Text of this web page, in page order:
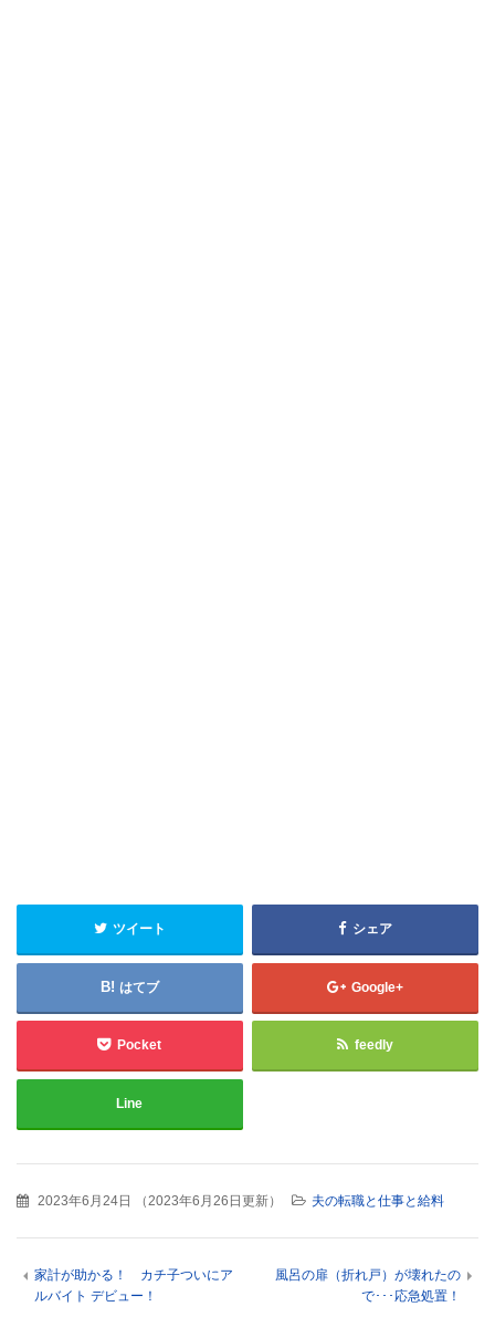
ツイート シェア
はてブ Google+
Pocket feedly
Line
2023年6月24日 （2023年6月26日更新） 夫の転職と仕事と給料
家計が助かる！ カチ子ついにア
ルバイト デビュー！
風呂の扉（折れ戸）が壊れたの
で･･･応急処置！